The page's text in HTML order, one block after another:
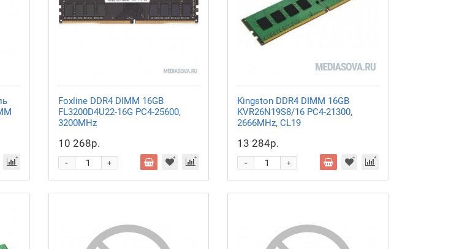
Foxline DDR4 DIMM 16GB
FL3200D4U22-16G PC4-25600,
3200MHz
10 268р.
+
-
Kingston DDR4 DIMM 16GB
KVR26N19S8/16 PC4-21300,
2666MHz, CL19
13 284р.
+
-